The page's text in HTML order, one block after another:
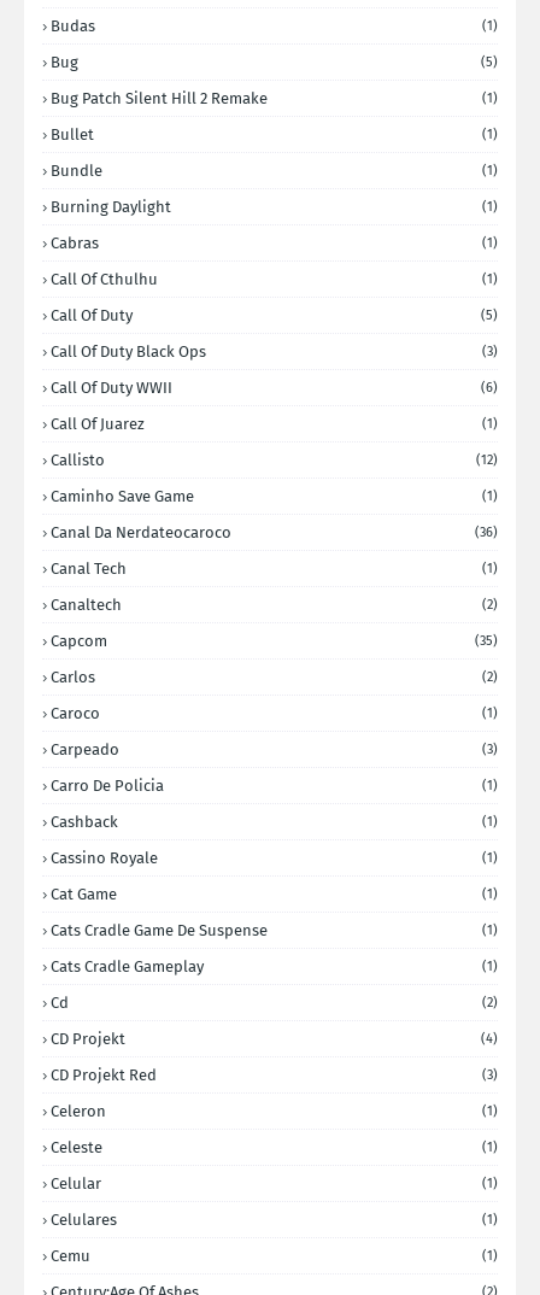
Budas (1)
Bug (5)
Bug Patch Silent Hill 2 Remake (1)
Bullet (1)
Bundle (1)
Burning Daylight (1)
Cabras (1)
Call Of Cthulhu (1)
Call Of Duty (5)
Call Of Duty Black Ops (3)
Call Of Duty WWII (6)
Call Of Juarez (1)
Callisto (12)
Caminho Save Game (1)
Canal Da Nerdateocaroco (36)
Canal Tech (1)
Canaltech (2)
Capcom (35)
Carlos (2)
Caroco (1)
Carpeado (3)
Carro De Policia (1)
Cashback (1)
Cassino Royale (1)
Cat Game (1)
Cats Cradle Game De Suspense (1)
Cats Cradle Gameplay (1)
Cd (2)
CD Projekt (4)
CD Projekt Red (3)
Celeron (1)
Celeste (1)
Celular (1)
Celulares (1)
Cemu (1)